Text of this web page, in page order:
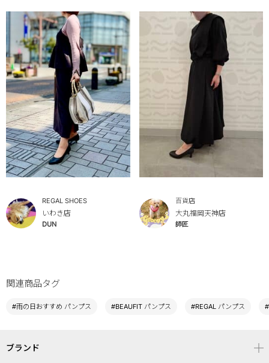
REGAL SHOES
いわき店
DUN
百貨店
大丸福岡天神店
師匠
関連商品タグ
#雨の日おすすめ パンプス #BEAUFIT パンプス #REGAL パンプス
ブランド